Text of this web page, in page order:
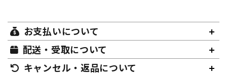
お支払いについて
配送・受取について
キャンセル・返品について